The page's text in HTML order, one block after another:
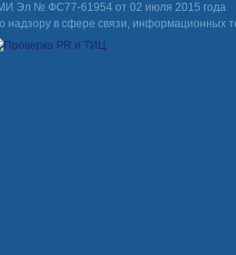
Эл № ФС77-61954 от 02 июля 2015 года
в сфере связи, информационных